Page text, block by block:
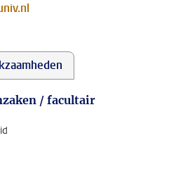
/ facultair